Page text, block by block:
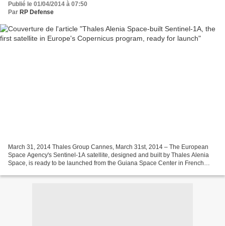
Publié le 01/04/2014 à 07:50
Par RP Defense
March 31, 2014 Thales Group Cannes, March 31st, 2014 – The European
Space Agency's Sentinel-1A satellite, designed and built by Thales Alenia
Space, is ready to be launched from the Guiana Space Center in French